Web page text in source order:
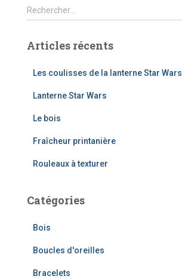
R
e
h
Rechercher…
Articles récents
Les coulisses de la lanterne Star Wars
Lanterne Star Wars
Le bois
Fraîcheur printanière
Rouleaux à texturer
Catégories
Bois
Boucles d'oreilles
Bracelets